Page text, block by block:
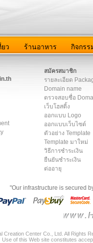
ว ร้านอาหาร กิจกรร
สมัครสมาชิก
รายละเอียด
Domain name
ตรวจสอบชื่อ
เว็บโฮสติ้ง
ออกแบบ Logo
ออกแบบเว็บไซต์
ตัวอย่าง Template
Template มาใหม่
วิธีการชำระเงิน
ยืนยันชำระเงิน
ต่ออายุ
"Our infrastructure is secured
Creation Center Co., Ltd. All Rights
Use of this Web site constitutes